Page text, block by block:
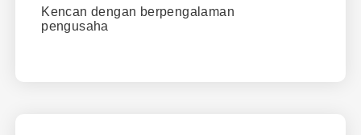
Kencan dengan berpengalaman
pengusaha